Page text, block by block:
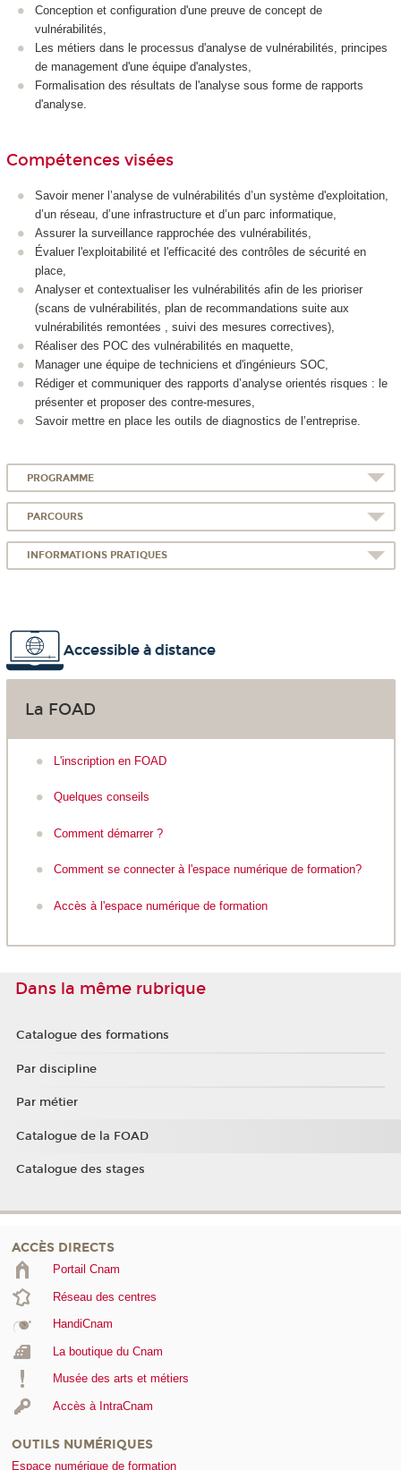
Conception et configuration d'une preuve de concept de
vulnérabilités,
Les métiers dans le processus d'analyse de vulnérabilités, principes
de management d'une équipe d'analystes,
Formalisation des résultats de l'analyse sous forme de rapports
d'analyse.
Compétences visées
Savoir mener l’analyse de vulnérabilités d’un système d'exploitation,
d’un réseau, d’une infrastructure et d’un parc informatique,
Assurer la surveillance rapprochée des vulnérabilités,
Évaluer l'exploitabilité et l'efficacité des contrôles de sécurité en
place,
Analyser et contextualiser les vulnérabilités afin de les prioriser
(scans de vulnérabilités, plan de recommandations suite aux
vulnérabilités remontées , suivi des mesures correctives),
Réaliser des POC des vulnérabilités en maquette,
Manager une équipe de techniciens et d'ingénieurs SOC,
Rédiger et communiquer des rapports d’analyse orientés risques : le
présenter et proposer des contre-mesures,
Savoir mettre en place les outils de diagnostics de l’entreprise.
PROGRAMME
PARCOURS
INFORMATIONS PRATIQUES
Accessible à distance
La FOAD
L'inscription en FOAD
Quelques conseils
Comment démarrer ?
Comment se connecter à l'espace numérique de formation?
Accès à l'espace numérique de formation
Dans la même rubrique
Catalogue des formations
Par discipline
Par métier
Catalogue de la FOAD
Catalogue des stages
ACCÈS DIRECTS
Portail Cnam
Réseau des centres
HandiCnam
La boutique du Cnam
Musée des arts et métiers
Accès à IntraCnam
OUTILS NUMÉRIQUES
Espace numérique de formation